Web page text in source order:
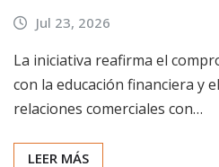
Jul 23, 2026
La iniciativa reafirma el
con la educación financiera y
relaciones comerciales con…
LEER MÁS